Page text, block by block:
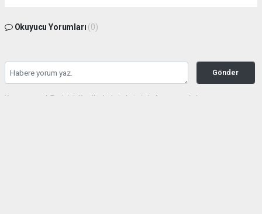
Okuyucu Yorumları (0)
Gönder
Yorum yazarak Topluluk Kuralları’nı kabul etmiş bulunuyor ve haberunye.com